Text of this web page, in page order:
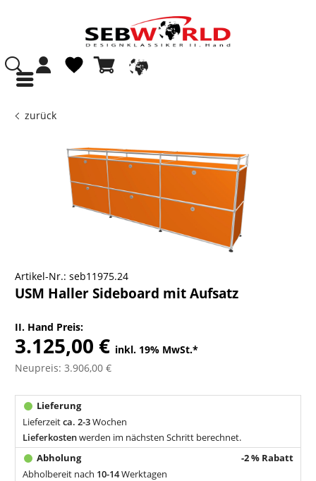
zurück
Artikel-Nr.: seb11975.24
USM Haller Sideboard mit Aufsatz
II. Hand Preis:
3.125,00 € inkl. 19% MwSt.*
Neupreis: 3.906,00 €
Lieferzeitca. 2-3Wochen
Lieferkostenwerden im nächsten Schritt berechnet.
-2 % Rabatt
Abholbereit nach 10-14Werktagen